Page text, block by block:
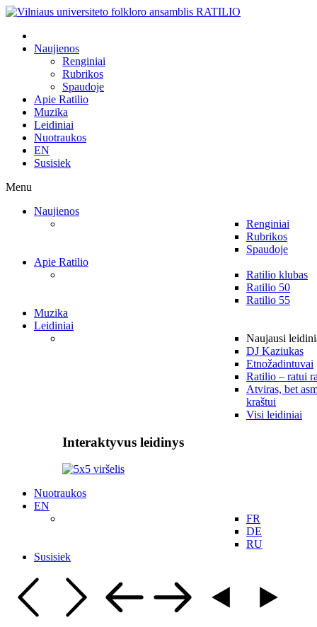
Naujienos
Renginiai
Rubrikos
Spaudoje
Apie Ratilio
Muzika
Leidiniai
Nuotraukos
EN
Susisiek
Menu
Naujienos
Renginiai
Rubrikos
Spaudoje
Apie Ratilio
Ratilio klubas
Ratilio 50
Ratilio 55
Muzika
Leidiniai
Naujausi
DJ Kaziukas
Etnožadintuvai
Ratilio – ratui
Atviras, bet
kraštui
Visi leidiniai
Interaktyvus leidinys
Nuotraukos
EN
FR
DE
RU
Susisiek